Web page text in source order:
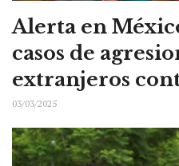
Alerta en
casos de
extranjeros
03/03/2025